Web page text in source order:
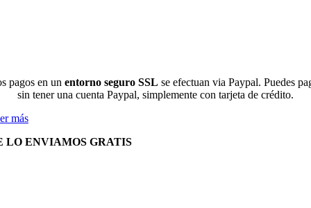
pagos en un entorno seguro SSL se efectuan via Paypal. Puedes
sin tener una cuenta Paypal, simplemente con tarjeta de crédito.
más
LO ENVIAMOS GRATIS